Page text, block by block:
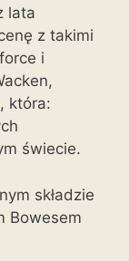
lata
z takimi
i
która:
świecie.
składzie
Bowesem